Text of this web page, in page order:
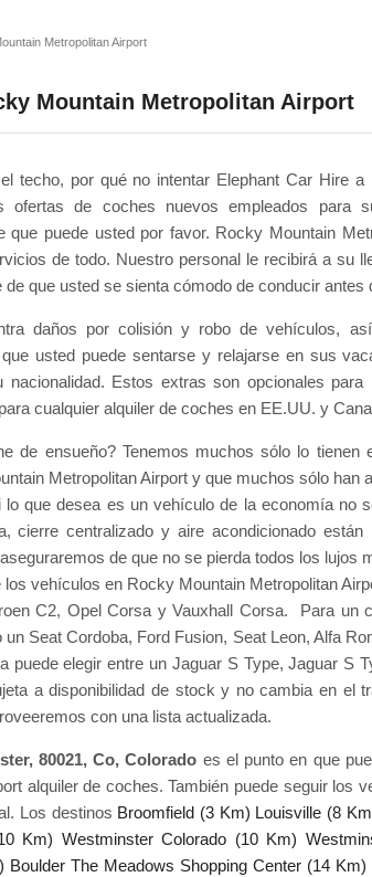
Metropolitan Airport
Mountain Metropolitan Airport
techo, por qué no intentar Elephant Car Hire
ofertas de coches nuevos empleados para
puede usted por favor. Rocky Mountain
de todo. Nuestro personal le recibirá a su
que usted se sienta cómodo de conducir antes
daños por colisión y robo de vehículos,
usted puede sentarse y relajarse en sus
Estos extras son opcionales
cualquier alquiler de coches en EE.UU. y
de ensueño? Tenemos muchos sólo lo tienen
Metropolitan Airport y que muchos sólo han
que desea es un vehículo de la economía no
cierre centralizado y aire acondicionado
de que no se pierda todos los lujos
vehículos en Rocky Mountain Metropolitan
C2, Opel Corsa y Vauxhall Corsa. Para un
Seat Cordoba, Ford Fusion, Seat Leon, Alfa
puede elegir entre un Jaguar S Type, Jaguar S
a disponibilidad de stock y no cambia en el
con una lista actualizada.
80021, Co, Colorado es el punto en que
alquiler de coches. También puede seguir los
Los destinos Broomfield (3 Km) Louisville (8
Km) Westminster Colorado (10 Km)
Boulder The Meadows Shopping Center (14 Km)